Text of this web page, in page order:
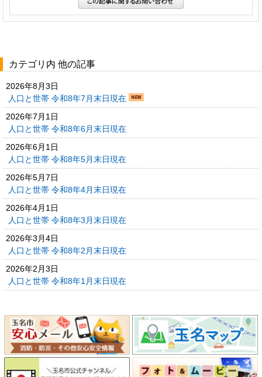
カテゴリ内 他の記事
2026年8月3日
人口と世帯 令和8年7月末日現在
2026年7月1日
人口と世帯 令和8年6月末日現在
2026年6月1日
人口と世帯 令和8年5月末日現在
2026年5月7日
人口と世帯 令和8年4月末日現在
2026年4月1日
人口と世帯 令和8年3月末日現在
2026年3月4日
人口と世帯 令和8年2月末日現在
2026年2月3日
人口と世帯 令和8年1月末日現在